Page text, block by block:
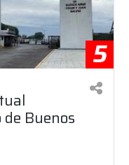
5
Buenos